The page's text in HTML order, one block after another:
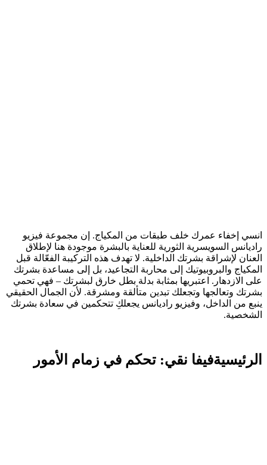
انسي إخفاء عمرك خلف طبقات من المكياج. إن مجموعة فيزيو
راديانس السويسرية الثورية للعناية بالبشرة موجودة هنا لإطلاق
العنان لإشراقة بشرتك الداخلية. لا تهدف هذه التركيبة الفعّالة قبل
المكياج والبروبيوتيك إلى محاربة التجاعيد، بل إلى مساعدة بشرتك
على الازدهار. اعتبريها بمثابة بدلة بطل خارق لبشرتك – فهي تحمي
بشرتك وتعالجها وتجعلك تبدين متألقة ومشرقة. لأن الجمال الحقيقي
ينبع من الداخل، وفيزيو راديانس يجعلكِ تتحكمين في سعادة بشرتك
الشخصية.
الرئيسيةفيفا نقي: تحكم في زمام الأمور